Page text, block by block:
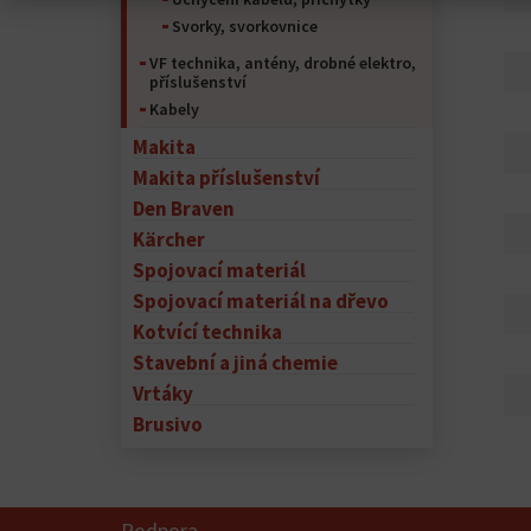
Svorky, svorkovnice
VF technika, antény, drobné elektro,
příslušenství
Kabely
Makita
Makita příslušenství
Den Braven
Kärcher
Spojovací materiál
Spojovací materiál na dřevo
Kotvící technika
Stavební a jiná chemie
Vrtáky
Brusivo